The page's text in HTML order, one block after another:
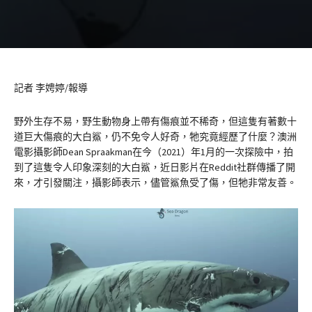
記者 李娉婷/報導
野外生存不易，野生動物身上帶有傷痕並不稀奇，但這隻有著數十
道巨大傷痕的大白鯊，仍不免令人好奇，牠究竟經歷了什麼？澳洲
電影攝影師Dean Spraakman在今（2021）年1月的一次探險中，拍
到了這隻令人印象深刻的大白鯊，近日影片在Reddit社群傳播了開
來，才引發關注，攝影師表示，儘管鯊魚受了傷，但牠非常友善。